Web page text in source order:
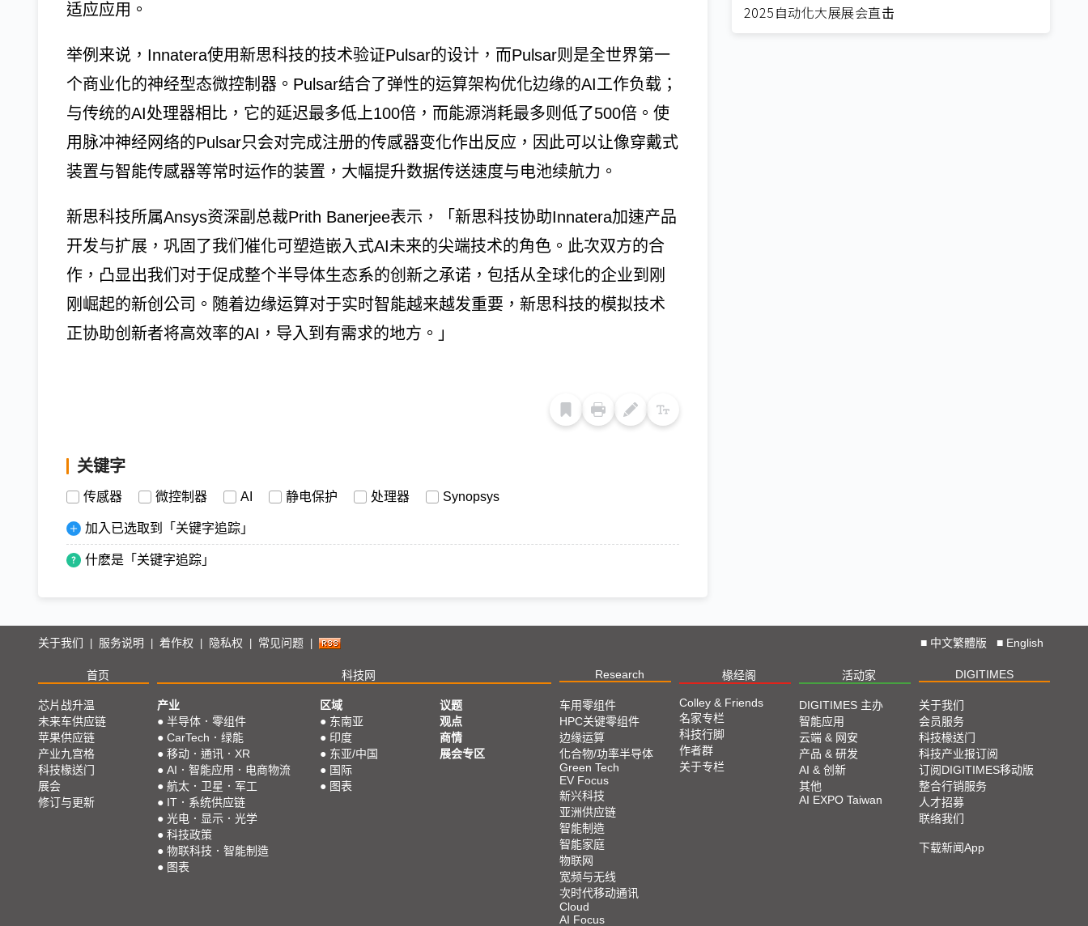
适应应用。
举例来说，Innatera使用新思科技的技术验证Pulsar的设计，而Pulsar则是全世界第一
个商业化的神经型态微控制器。Pulsar结合了弹性的运算架构优化边缘的AI工作负载；
与传统的AI处理器相比，它的延迟最多低上100倍，而能源消耗最多则低了500倍。使
用脉冲神经网络的Pulsar只会对完成注册的传感器变化作出反应，因此可以让像穿戴式
装置与智能传感器等常时运作的装置，大幅提升数据传送速度与电池续航力。
新思科技所属Ansys资深副总裁Prith Banerjee表示，「新思科技协助Innatera加速产品
开发与扩展，巩固了我们催化可塑造嵌入式AI未来的尖端技术的角色。此次双方的合
作，凸显出我们对于促成整个半导体生态系的创新之承诺，包括从全球化的企业到刚
刚崛起的新创公司。随着边缘运算对于实时智能越来越发重要，新思科技的模拟技术
正协助创新者将高效率的AI，导入到有需求的地方。」
关键字
传感器 微控制器 AI 静电保护 处理器 Synopsys
加入已选取到「关键字追踪」
什麽是「关键字追踪」
2025自动化大展展会直击
2023 TPCA Show Taipei 展会精选
2023 SEMICON TAIWAN展会精选
2023台北国际自动化工业大展展会精选
2023台北国际电脑展COMPUTEX TAIPEI 展会精
关于我们 服务说明 着作权 隐私权 常见问题 ■ 中文繁體版 ■ English
首页 科技网 Research 椽经阁 活动家 DIGITIMES
芯片战升温
未来车供应链
苹果供应链
产业九宫格
科技椽送门
展会
修订与更新
产业
● 半导体．零组件
● CarTech．绿能
● 移动．通讯．XR
● AI．智能应用．电商物流
● 航太．卫星．军工
● IT．系统供应链
● 光电．显示．光学
● 科技政策
● 物联科技．智能制造
● 图表
区域
● 东南亚
● 印度
● 东亚/中国
● 国际
● 图表
议题
观点
商情
展会专区
车用零组件
HPC关键零组件
边缘运算
化合物/功率半导体
Green Tech
EV Focus
新兴科技
亚洲供应链
智能制造
智能家庭
物联网
宽频与无线
次时代移动通讯
Cloud
AI Focus
Colley & Friends
名家专栏
科技行脚
作者群
关于专栏
DIGITIMES 主办
智能应用
云端 & 网安
产品 & 研发
AI & 创新
其他
AI EXPO Taiwan
关于我们
会员服务
科技椽送门
科技产业报订阅
订阅DIGITIMES移动版
整合行销服务
人才招募
联络我们
下载新闻App